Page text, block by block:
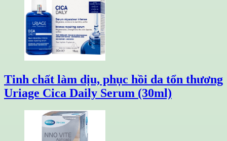
Tinh chất làm dịu, phục hồi da tổn thương
Uriage Cica Daily Serum (30ml)